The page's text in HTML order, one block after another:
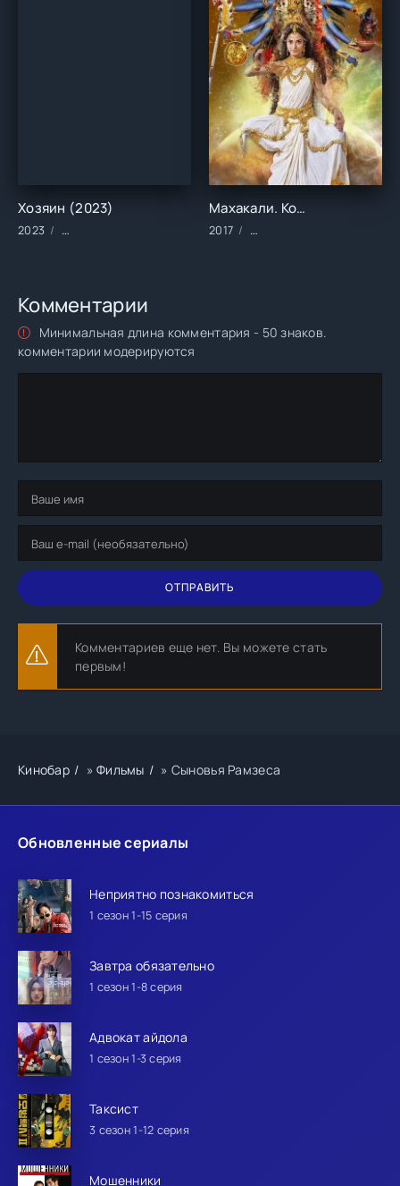
Обновленные сериалы
Неприятно познакомиться
1 сезон 1-15 серия
Завтра обязательно
1 сезон 1-8 серия
Адвокат айдола
1 сезон 1-3 серия
Таксист
3 сезон 1-12 серия
Мошенники
Хозяин (2023)
2023 Сериалы/2023 год/Зарубежные/Русские/Драма/Триллер
Махакали. Конец — это начало (2017)
2017 Сериалы/Зарубежные/
Комментарии
Минимальная длина комментария - 50 знаков.
комментарии модерируются
ОТПРАВИТЬ
Комментариев еще нет. Вы можете стать
первым!
Кинобар »Фильмы » Сыновья Рамзеса